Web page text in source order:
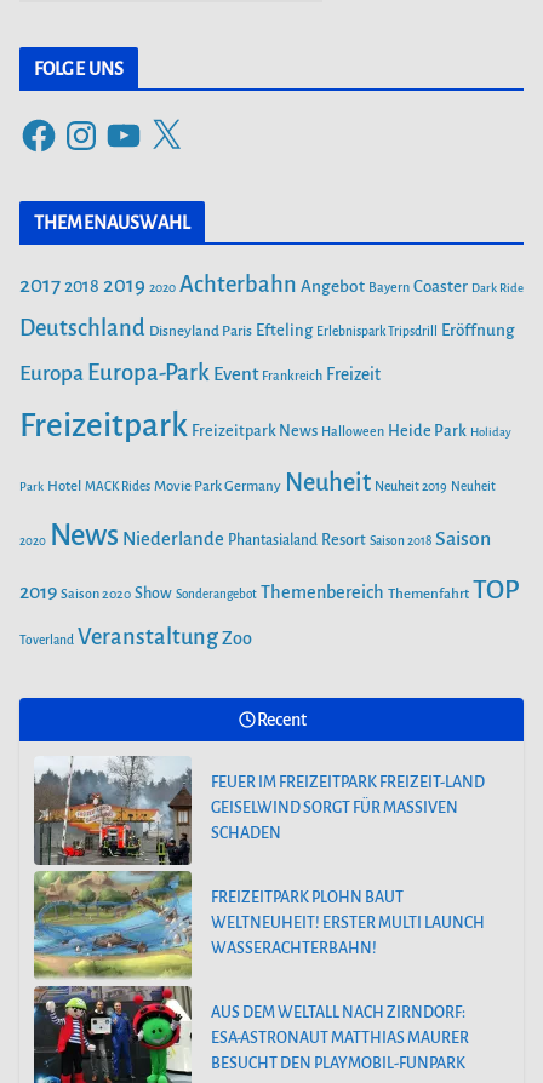
g
e
n
FOLGE UNS
F
c
o
o
s
t
g
r
m
Y
u
T
b
e
X
THEMENAUSWAHL
2017 2018 2019 2020 Achterbahn Angebot Bayern Coaster Dark Ride
Deutschland Disneyland Paris Efteling Erlebnispark Tripsdrill Eröffnung
Europa Europa-Park Event Frankreich Freizeit
Freizeitpark Freizeitpark News Halloween Heide Park Holiday
Park Hotel MACK Rides Movie Park Germany Neuheit Neuheit 2019 Neuheit
2020 News Niederlande Phantasialand Resort Saison 2018 Saison
2019 Saison 2020 Show Sonderangebot Themenbereich Themenfahrt TOP
Toverland VeranstaltungZoo
Recent
FEUER IM FREIZEITPARK FREIZEIT-LAND
GEISELWIND SORGT FÜR MASSIVEN
SCHADEN
FREIZEITPARK PLOHN BAUT
WELTNEUHEIT! ERSTER MULTI LAUNCH
WASSERACHTERBAHN!
AUS DEM WELTALL NACH ZIRNDORF:
ESA-ASTRONAUT MATTHIAS MAURER
BESUCHT DEN PLAYMOBIL-FUNPARK